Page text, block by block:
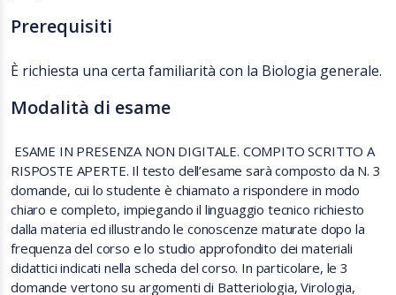
Prerequisiti
È richiesta una certa familiarità con la Biologia generale.
Modalità di esame
ESAME IN PRESENZA NON DIGITALE. COMPITO SCRITTO A
RISPOSTE APERTE. Il testo dell’esame sarà composto da N. 3
domande, cui lo studente è chiamato a rispondere in modo
chiaro e completo, impiegando il linguaggio tecnico richiesto
dalla materia ed illustrando le conoscenze maturate dopo la
frequenza del corso e lo studio approfondito dei materiali
didattici indicati nella scheda del corso. In particolare, le 3
domande vertono su argomenti di Batteriologia, Virologia,